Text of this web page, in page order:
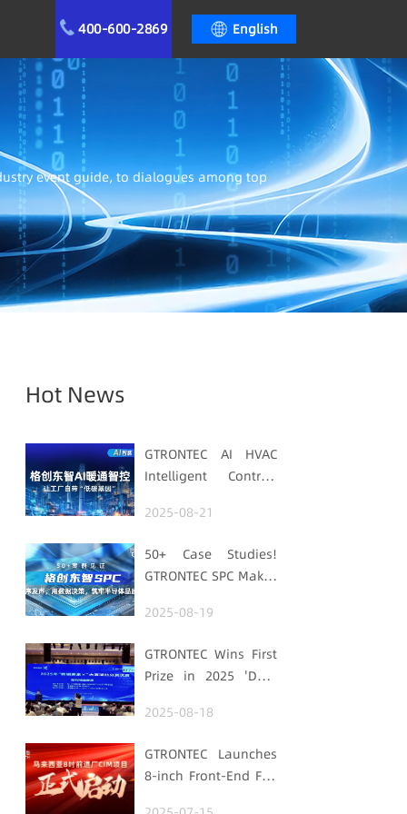
English
400-600-2869
event guide, to dialogues among top
Hot News
GTRONTEC AI HVAC
Intelligent Control:
with "Low-Carbon
2025-08-21
50+ Case Studies!
GTRONTEC SPC Makes
Uses Data for
Strengthens
Semiconductor
Quality Foundation
2025-08-19
GTRONTEC Wins First
Prize in 2025 'Data
Smart Manufacturing
2025-08-18
GTRONTEC Launches
8-inch Front-End Fab